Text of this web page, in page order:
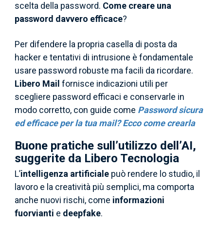
scelta della password. Come creare una
password davvero efficace?
Per difendere la propria casella di posta da
hacker e tentativi di intrusione è fondamentale
usare password robuste ma facili da ricordare.
Libero Mail fornisce indicazioni utili per
scegliere password efficaci e conservarle in
modo corretto, con guide come Password sicura
ed efficace per la tua mail? Ecco come crearla
Buone pratiche sull’utilizzo dell’AI,
suggerite da Libero Tecnologia
L’intelligenza artificiale può rendere lo studio, il
lavoro e la creatività più semplici, ma comporta
anche nuovi rischi, come informazioni
fuorvianti e deepfake.